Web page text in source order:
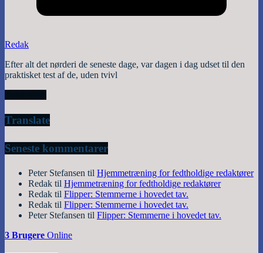
Redak
Efter alt det nørderi de seneste dage, var dagen i dag udset til den
praktisket test af de, uden tvivl
Translate
Seneste kommentarer
Peter Stefansen til Hjemmetræning for fedtholdige redaktører
Redak til Hjemmetræning for fedtholdige redaktører
Redak til Flipper: Stemmerne i hovedet tav.
Redak til Flipper: Stemmerne i hovedet tav.
Peter Stefansen til Flipper: Stemmerne i hovedet tav.
3 Brugere Online